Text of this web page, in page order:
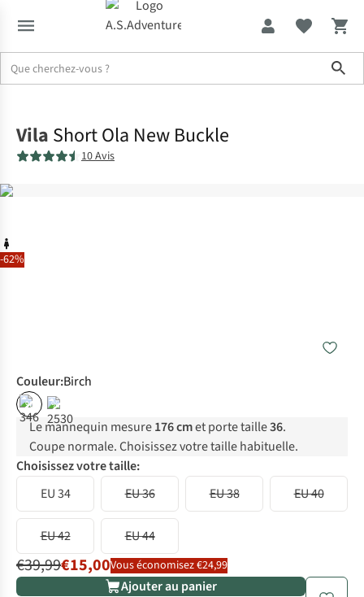
-62%
Vila Short Ola New Buckle
10 Avis
Couleur:Birch
% %
Le mannequin mesure176 cmet porte taille36.
Coupe normale. Choisissez votre taille habituelle.
Choisissez votre taille:
EU 34
EU 36 EU 38 EU 40
EU 42 EU 44
€39,99€15,00Vous économisez €24,99
Ajouter au panier